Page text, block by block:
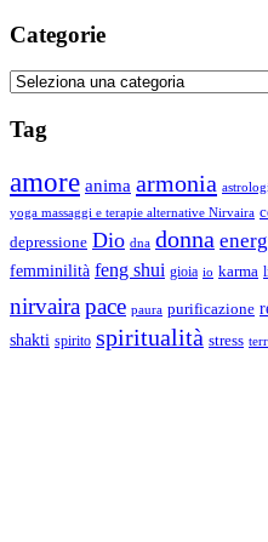
Meditazione
Categorie
Categorie
Tag
amore anima armonia
yoga massaggi e terapie alternative Nirvaira
depressione Dio dna donna
femminilità feng shui gioia io karma
nirvairapace paura purificazione
shakti spirito spiritualità stress